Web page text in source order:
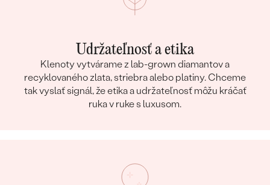
Udržateľnosť a etika
Klenoty vytvárame z lab-grown diamantov a
recyklovaného zlata, striebra alebo platiny. Chceme
tak vyslať signál, že etika a udržateľnosť môžu kráčať
ruka v ruke s luxusom.